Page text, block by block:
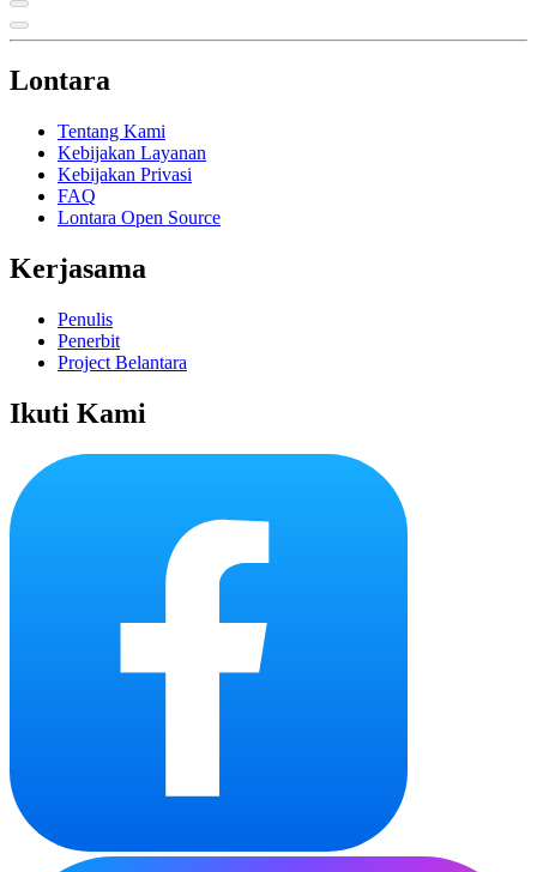
Lontara
Tentang Kami
Kebijakan Layanan
Kebijakan Privasi
FAQ
Lontara Open Source
Kerjasama
Penulis
Penerbit
Project Belantara
Ikuti Kami